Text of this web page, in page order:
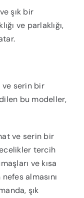
şık bir
ve parlaklığı,
ve serin bir
bu modeller,
ve serin bir
tercih
ve kısa
almasını
şık